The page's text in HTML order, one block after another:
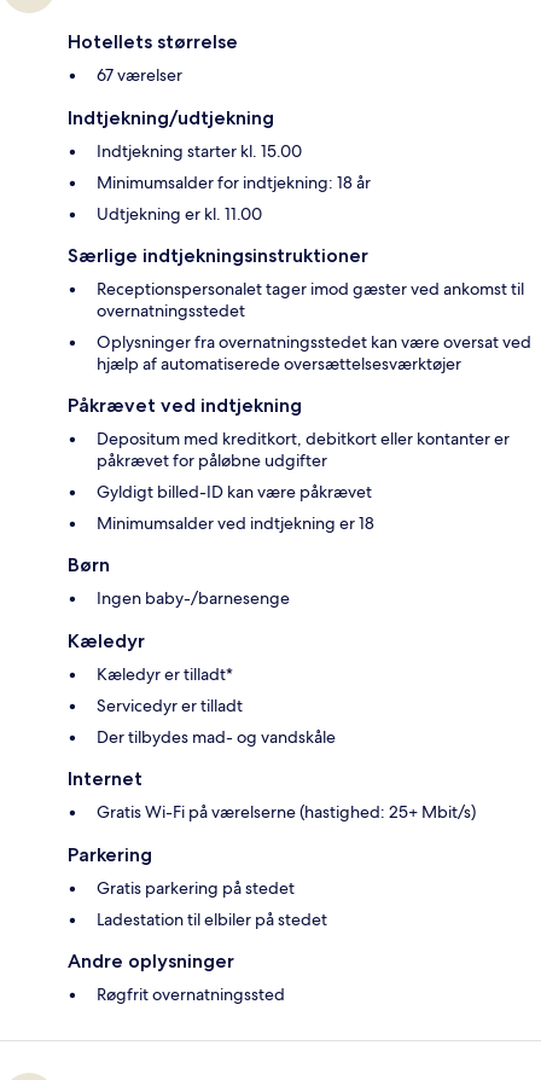
Hotellets størrelse
67 værelser
Indtjekning/udtjekning
Indtjekning starter kl. 15.00
Minimumsalder for indtjekning: 18 år
Udtjekning er kl. 11.00
Særlige indtjekningsinstruktioner
Receptionspersonalet tager imod gæster ved ankomst til
overnatningsstedet
Oplysninger fra overnatningsstedet kan være oversat ved
hjælp af automatiserede oversættelsesværktøjer
Påkrævet ved indtjekning
Depositum med kreditkort, debitkort eller kontanter er
påkrævet for påløbne udgifter
Gyldigt billed-ID kan være påkrævet
Minimumsalder ved indtjekning er 18
Børn
Ingen baby-/barnesenge
Kæledyr
Kæledyr er tilladt*
Servicedyr er tilladt
Der tilbydes mad- og vandskåle
Internet
Gratis Wi-Fi på værelserne (hastighed: 25+ Mbit/s)
Parkering
Gratis parkering på stedet
Ladestation til elbiler på stedet
Andre oplysninger
Røgfrit overnatningssted